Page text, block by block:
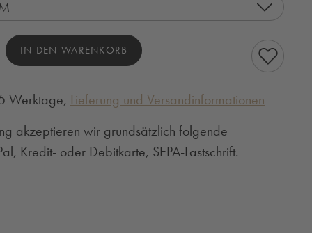
Gib den gewünschten Wert ein oder
IN DEN WARENKORB
Werktage, Lieferung und Versandinformationen
akzeptieren wir grundsätzlich folgende
Kredit- oder Debitkarte, SEPA-Lastschrift.